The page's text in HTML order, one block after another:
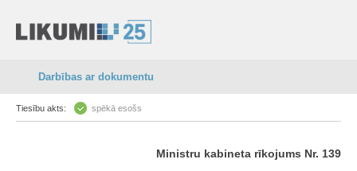
Darbības ar dokumentu
Tiesību akts: spēkā esošs
Ministru kabineta rīkojums Nr. 139